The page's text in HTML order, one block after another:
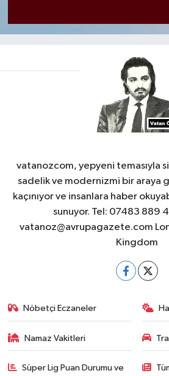
vatanozcom, yepyeni temasıyla
sadelik ve modernizmi bir araya
kaçınıyor ve insanlara haber
sunuyor. Tel: 07483 889
vatanoz@avrupagazete.com
Kingdom
Nöbetçi Eczaneler
Namaz Vakitleri
Süper Lig Puan Durumu ve